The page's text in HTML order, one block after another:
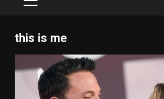
PRIMARY
this is me